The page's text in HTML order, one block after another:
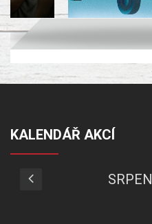
KALENDÁŘ AKCÍ